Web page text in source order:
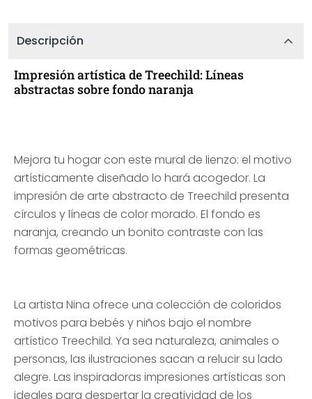
Descripción
Impresión artística de Treechild: Líneas
abstractas sobre fondo naranja
Mejora tu hogar con este mural de lienzo: el motivo
artísticamente diseñado lo hará acogedor. La
impresión de arte abstracto de Treechild presenta
círculos y líneas de color morado. El fondo es
naranja, creando un bonito contraste con las
formas geométricas.
La artista Nina ofrece una colección de coloridos
motivos para bebés y niños bajo el nombre
artístico Treechild. Ya sea naturaleza, animales o
personas, las ilustraciones sacan a relucir su lado
alegre. Las inspiradoras impresiones artísticas son
ideales para despertar la creatividad de los